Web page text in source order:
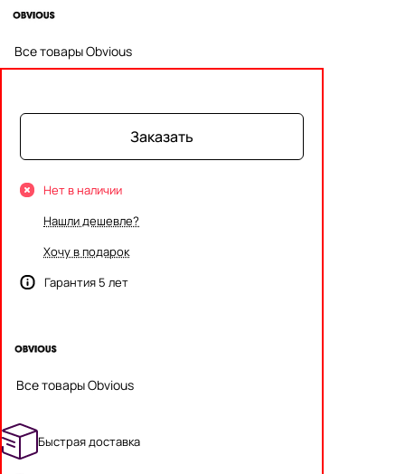
Все товары Obvious
Заказать
Нет в наличии
Нашли дешевле?
Хочу в подарок
Гарантия 5 лет
Все товары Obvious
Быстрая доставка